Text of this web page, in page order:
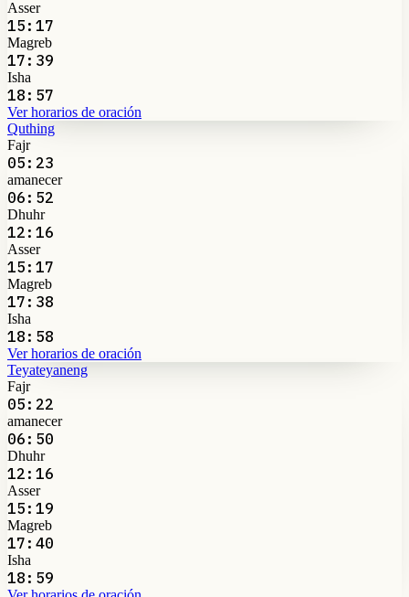
Asser
15:17
Magreb
17:39
Isha
18:57
Ver horarios de oración
Quthing
Fajr
05:23
amanecer
06:52
Dhuhr
12:16
Asser
15:17
Magreb
17:38
Isha
18:58
Ver horarios de oración
Teyateyaneng
Fajr
05:22
amanecer
06:50
Dhuhr
12:16
Asser
15:19
Magreb
17:40
Isha
18:59